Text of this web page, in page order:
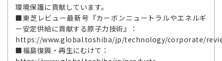
環境保護に貢献しています。
■東芝レビュー最新号『カーボンニュートラルやエネルギ
ー安定供給に貢献する原子力技術』：
https://www.global.toshiba/jp/technology/corporate/
■福島復興・再生にむけて：